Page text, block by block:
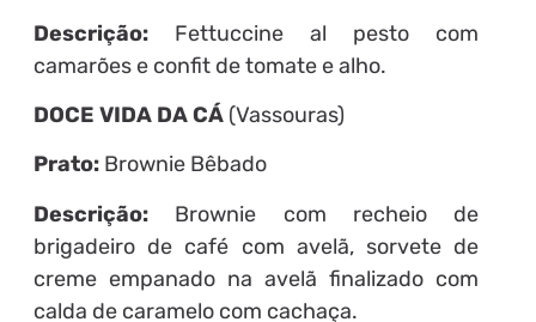
Descrição: Fettuccine al pesto com
camarões e confit de tomate e alho.
DOCE VIDA DA CÁ (Vassouras)
Prato: Brownie Bêbado
Descrição: Brownie com recheio de
brigadeiro de café com avelã, sorvete de
creme empanado na avelã finalizado com
calda de caramelo com cachaça.